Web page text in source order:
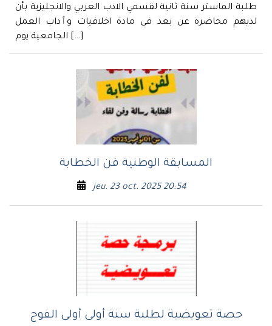
طلبة الماستر سنة ثانية لقسمي الادب العربي والانجليزية بأن
لديهم محاضرة عن بعد في مادة اخلاقيات وٱداب العمل
الجامعية يوم […]
المسابقة الوطنية فن الخطابة
jeu. 23 oct. 2025 20:54
حصة تعويضية لطلبة سنة أولى أولى الفوج